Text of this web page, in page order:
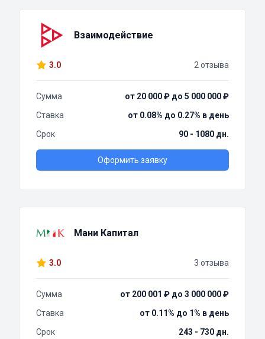
Взаимодействие
3.0 2 отзыва
Сумма
от 20 000 ₽ до 5 000 000 ₽
Ставка
от 0.08% до 0.27% в день
Срок
90 - 1080 дн.
Оформить заявку
Мани Капитал
3.0 3 отзыва
Сумма
от 200 001 ₽ до 3 000 000 ₽
Ставка
от 0.11% до 1% в день
Срок
243 - 730 дн.